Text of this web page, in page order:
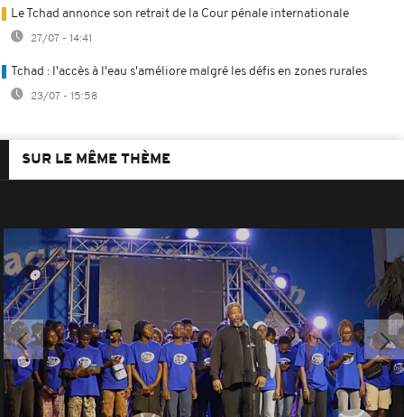
Le Tchad annonce son retrait de la Cour pénale internationale
27/07 - 14:41
Tchad : l'accès à l'eau s'améliore malgré les défis en zones rurales
23/07 - 15:58
SUR LE MÊME THÈME